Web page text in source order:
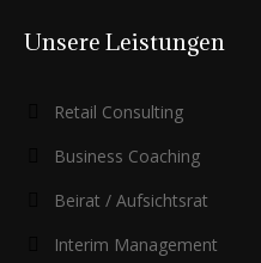
Unsere Leistungen
Retail Consulting
Business Coaching
Beirat / Aufsichtsrat
Interim Management